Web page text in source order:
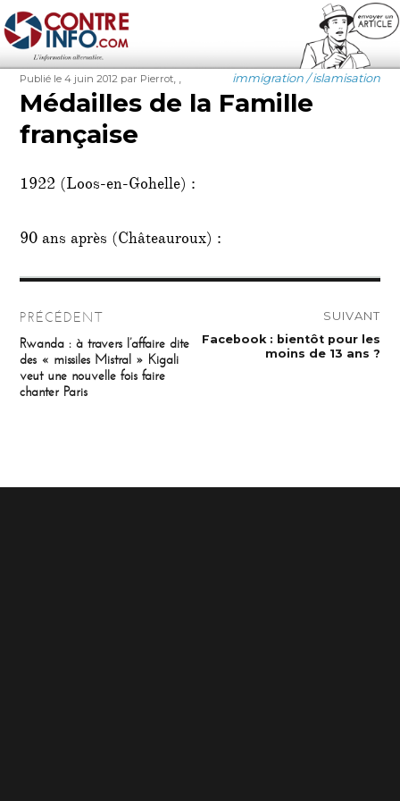
Contre-Info
Publié
le
Publié le 4 juin 2012 Auteur
par Pierrot Catégories
immigration / islamisation
Étiquettes
Médailles de la Famille
française
1922 (Loos-en-Gohelle) :
90 ans après (Châteauroux) :
de
l’article
PRÉCÉDENT
Publication
précédente :
Rwanda : à travers l’affaire dite
des « missiles Mistral » Kigali
veut une nouvelle fois faire
chanter Paris
SUIVANT
Publication
Facebook : bientôt pour les
moins de 13 ans ?